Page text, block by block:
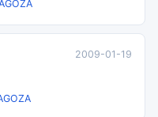
2009-01-19